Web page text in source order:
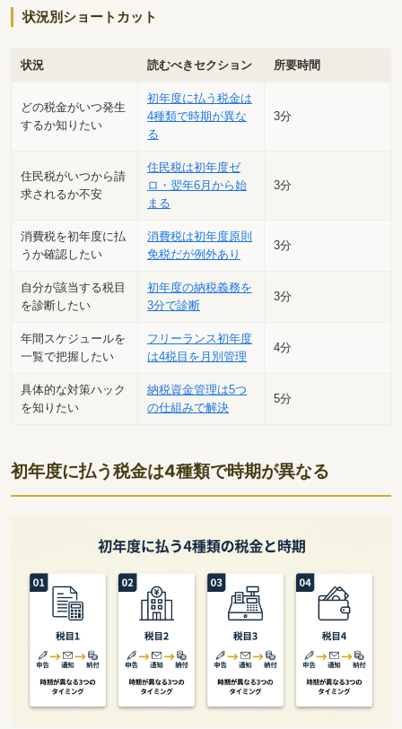
状況別ショートカット
状況 読むべきセクション 所要時間
どの税金がいつ発生
するか知りたい
初年度に払う税金は
4種類で時期が異な
る
3分
住民税がいつから請
求されるか不安
住民税は初年度ゼ
ロ・翌年6月から始
まる
3分
消費税を初年度に払
うか確認したい
消費税は初年度原則
免税だが例外あり
3分
自分が該当する税目
を診断したい
初年度の納税義務を
3分で診断
3分
年間スケジュールを
一覧で把握したい
フリーランス初年度
は4税目を月別管理
4分
具体的な対策ハック
を知りたい
納税資金管理は5つ
の仕組みで解決
5分
初年度に払う税金は4種類で時期が異なる